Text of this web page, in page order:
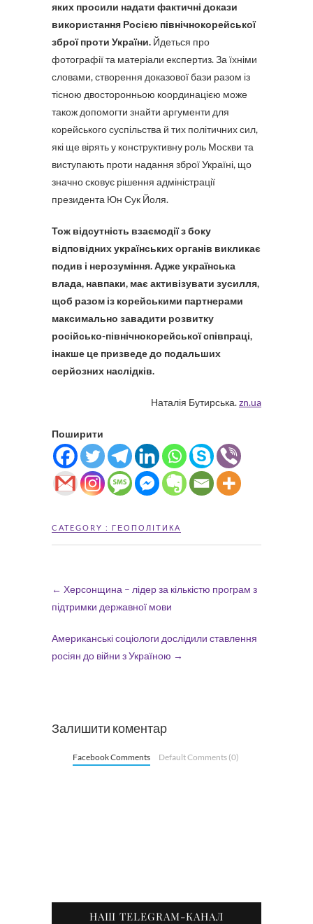
яких просили надати фактичні докази
використання Росією північнокорейської
зброї проти України. Йдеться про
фотографії та матеріали експертиз. За їхніми
словами, створення доказової бази разом із
тісною двосторонньою координацією може
також допомогти знайти аргументи для
корейського суспільства й тих політичних сил,
які ще вірять у конструктивну роль Москви та
виступають проти надання зброї Україні, що
значно сковує рішення адміністрації
президента Юн Сук Йоля.
Тож відсутність взаємодії з боку
відповідних українських органів викликає
подив і нерозуміння. Адже українська
влада, навпаки, має активізувати зусилля,
щоб разом із корейськими партнерами
максимально завадити розвитку
російсько-північнокорейської співпраці,
інакше це призведе до подальших
серйозних наслідків.
Наталія Бутирська.zn.ua
Поширити
CATEGORY : ГЕОПОЛІТИКА
← Херсонщина – лідер за кількістю програм з
підтримки державної мови
Американські соціологи дослідили ставлення
росіян до війни з Україною →
Залишити коментар
Facebook Comments Default Comments (0)
НАШ TELEGRAM-КАНАЛ